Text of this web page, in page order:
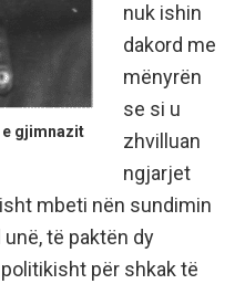
gjimnazit
nuk ishin
dakord me
mënyrën
se si u
zhvilluan
ngjarjet
mbeti nën sundimin
të paktën dy
për shkak të